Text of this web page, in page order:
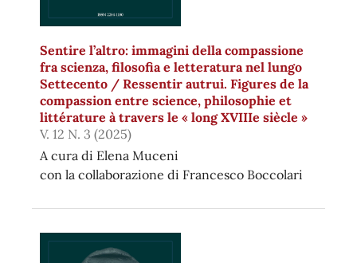
Sentire l’altro: immagini della compassione
fra scienza, filosofia e letteratura nel lungo
Settecento / Ressentir autrui. Figures de la
compassion entre science, philosophie et
littérature à travers le « long XVIIIe siècle »
V. 12 N. 3 (2025)
A cura di Elena Muceni
con la collaborazione di Francesco Boccolari